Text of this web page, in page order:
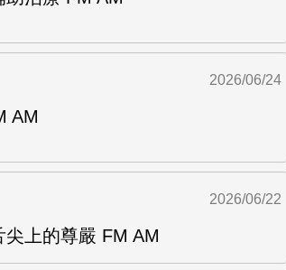
AM
2026/06/24
上的尊嚴 FM AM
2026/06/22